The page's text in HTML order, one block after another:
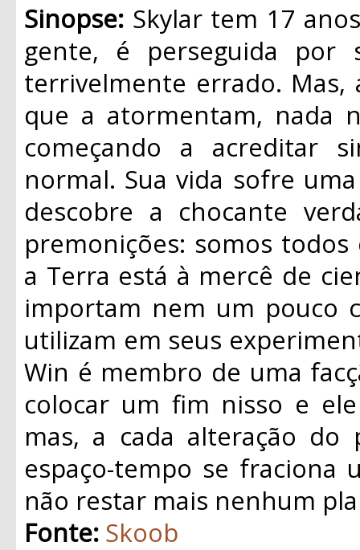
Sinopse: Skylar tem 17
gente, é perseguida por
terrivelmente errado. Mas,
que a atormentam, nada
começando a acreditar
normal. Sua vida sofre
descobre a chocante
premonições: somos
a Terra está à mercê de
importam nem um pouco
utilizam em seus
Win é membro de uma
colocar um fim nisso e
mas, a cada alteração
espaço-tempo se fraciona
não restar mais nenhum
Fonte: Skoob